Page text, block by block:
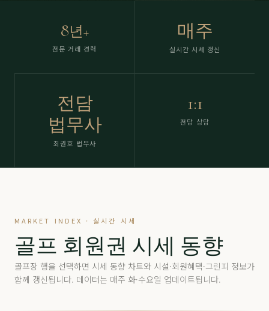
8년+
전문 거래 경력
매주
실시간 시세 갱신
전담
법무사
최권호 법무사
1:1
전담 상담
MARKET INDEX · 실시간 시세
골프 회원권 시세 동향
골프장 행을 선택하면 시세 동향 차트와 시설·회원혜택·그린피 정보가
함께 갱신됩니다. 데이터는 매주 화·수요일 업데이트됩니다.